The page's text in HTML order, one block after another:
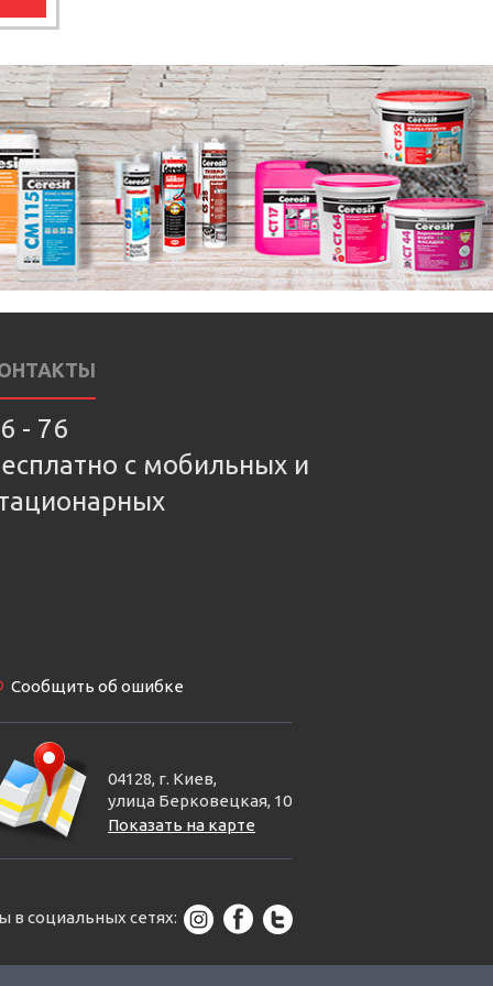
- 76
с мобильных и
Сообщить об ошибке
04128, г. Киев,
улица Берковецкая, 10
Показать на карте
в социальных сетях: